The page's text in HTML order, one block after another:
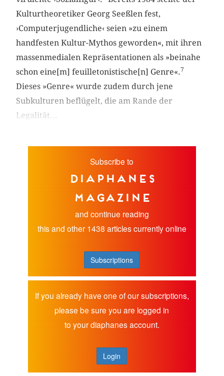
Kulturtheoretiker Georg Seeßlen fest,
›Computerjugendliche‹ seien »zu einem
handfesten Kultur-Mythos geworden«, mit ihren
massenmedialen Repräsentationen als »beinahe
schon eine[m] feuilletonistische[n] Genre«.7
Dieses »Genre« wurde zudem durch jene
Subkulturen beflügelt, die am Rande der
Legalität...
Subscribe to
diaphanes
magazine
and continue reading
this and other 1438 articles currently online
Subscriptions
If you already have one of our subscriptions,
please be sure you are logged in
to your diaphanes account.
Login